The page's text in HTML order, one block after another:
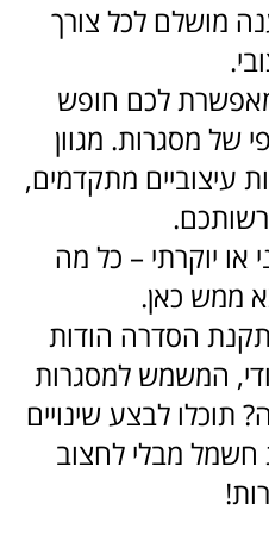
מושלם לכל צורך
מאפשרת לכם חופש
של מסגרות. מגוון
עיצוביים מתקדמים,
או יוקרתי – כל מה
ממש כאן.
הסדרה הודות
המשמש למסגרות
תוכלו לבצע שינויים
חשמל מבלי לחצוב